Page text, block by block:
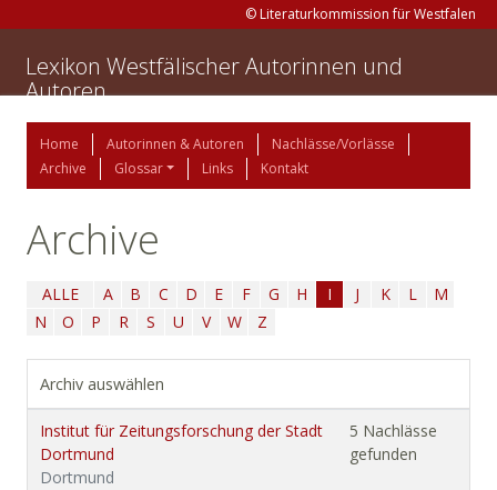
© Literaturkommission für Westfalen
Lexikon Westfälischer Autorinnen und
Autoren
Home Autorinnen & Autoren
Nachlässe/Vorlässe
Archive
Glossar Links Kontakt
Archive
ALLE A B C D E F G H I J K L
M
N
O P R S U V W Z
Archiv auswählen
Institut für Zeitungsforschung der Stadt
Dortmund
Dortmund
5 Nachlässe
gefunden